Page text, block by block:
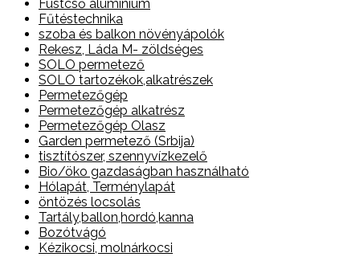
Füstcső alumínium
Fűtéstechnika
szoba és balkon növényápolók
Rekesz, Láda M- zöldséges
SOLO permetező
SOLO tartozékok,alkatrészek
Permetezőgép
Permetezőgép alkatrész
Permetezőgép Olasz
Garden permetező (Srbija)
tisztítószer, szennyvízkezelő
Bio/öko gazdaságban használható
Hólapát, Terménylapát
öntözés locsolás
Tartály,ballon,hordó,kanna
Bozótvágó
Kézikocsi, molnárkocsi